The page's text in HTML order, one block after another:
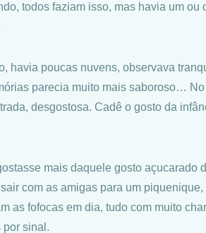
todos faziam isso, mas havia um ou
havia poucas nuvens, observava
parecia muito mais saboroso…
desgostosa. Cadê o gosto da
mais daquele gosto açucarado
com as amigas para um
as fofocas em dia, tudo com muito
por sinal.